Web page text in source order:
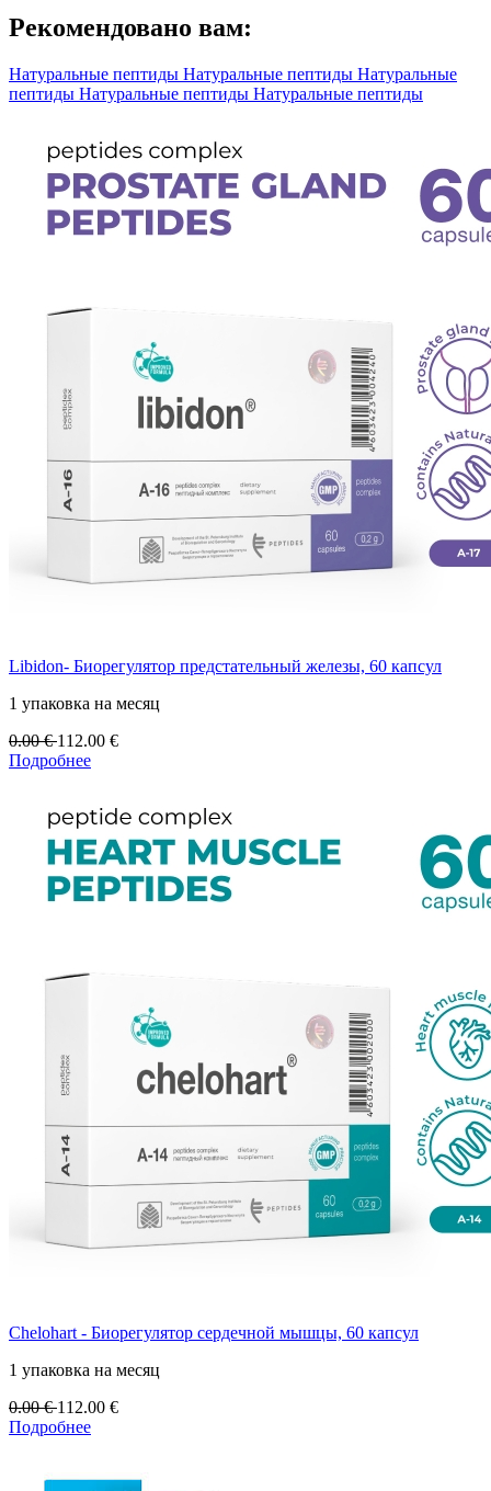
Рекомендовано вам:
Натуральные пептиды Натуральные пептиды Натуральные
пептиды Натуральные пептиды Натуральные пептиды
Libidon- Биорегулятор предстательный железы, 60 капсул
1 упаковка на месяц
0.00€112.00 €
Подробнее
Chelohart - Биорегулятор сердечной мышцы, 60 капсул
1 упаковка на месяц
0.00€112.00 €
Подробнее